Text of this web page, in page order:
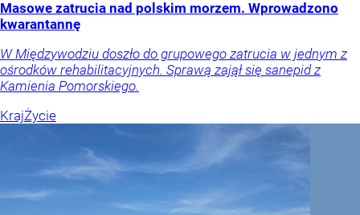
Masowe zatrucia nad polskim morzem. Wprowadzono
kwarantannę
W Międzywodziu doszło do grupowego zatrucia w jednym z
ośrodków rehabilitacyjnych. Sprawą zajął się sanepid z
Kamienia Pomorskiego.
KrajŻycie